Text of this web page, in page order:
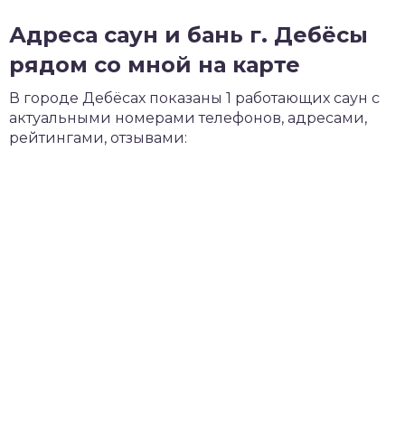
Адреса саун и бань г. Дебёсы
рядом со мной на карте
В городе Дебёсах показаны 1 работающих саун с
актуальными номерами телефонов, адресами,
рейтингами, отзывами: